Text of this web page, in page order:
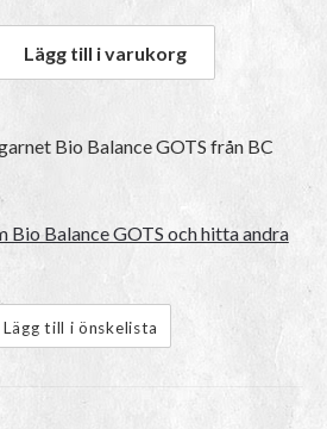
Balance GOTS | 32 Yellow mängd
Lägg till i varukorg
Bio Balance GOTS från BC
Bio Balance GOTS och hitta andra
Lägg till i önskelista